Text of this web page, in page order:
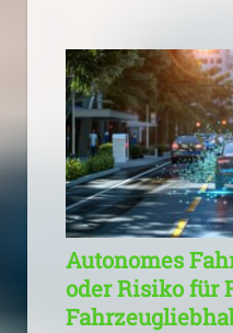
Autonomes
oder Risiko für